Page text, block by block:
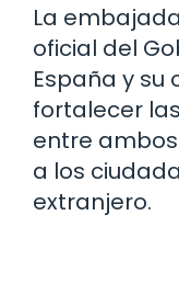
La
oficial del
España y su
fortalecer
entre
a los
extranjero.